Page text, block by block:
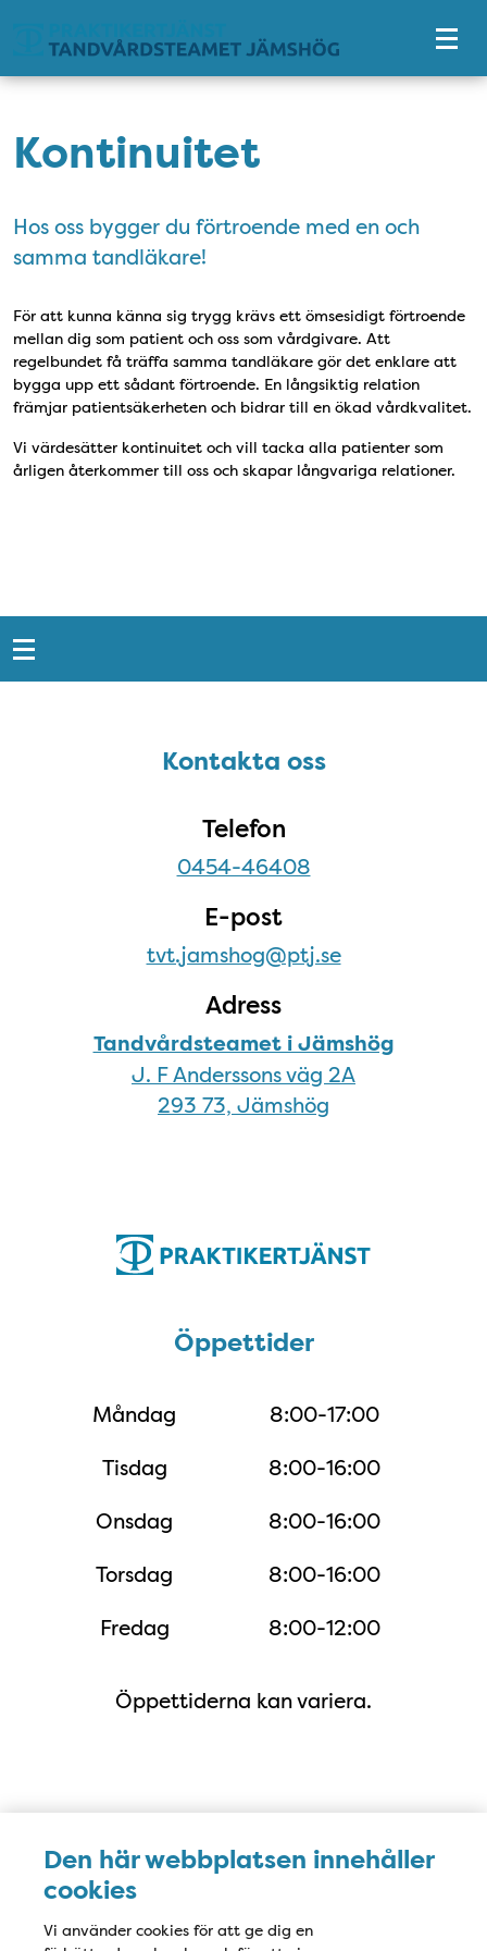
Den här webbplatsen innehåller
cookies
Vi använder cookies för att ge dig en
Kontinuitet
Hos oss bygger du förtroende med en och
samma tandläkare!
För att kunna känna sig trygg krävs ett ömsesidigt förtroende
mellan dig som patient och oss som vårdgivare. Att
regelbundet få träffa samma tandläkare gör det enklare att
bygga upp ett sådant förtroende. En långsiktig relation
främjar patientsäkerheten och bidrar till en ökad vårdkvalitet.
Vi värdesätter kontinuitet och vill tacka alla patienter som
årligen återkommer till oss och skapar långvariga relationer.
Snabblänkar
Kontakta ossKontakta oss
Telefon
0454-46408
E-post
tvt.jamshog@ptj.se
Adress
Tandvårdsteamet i Jämshög
J. F Anderssons väg 2A
293 73, Jämshög
Öppettider
Måndag
8:00-17:00
Tisdag
8:00-16:00
Onsdag
8:00-16:00
Torsdag
8:00-16:00
Fredag
8:00-12:00
Öppettiderna kan variera.
Karta